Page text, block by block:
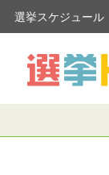
選挙スケジュール